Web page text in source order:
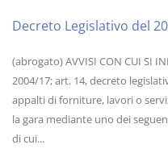
Decreto Legislativo del
(abrogato) AVVISI CON CUI SI
2004/17; art. 14, decreto
appalti di forniture, lavori o
la gara mediante uno dei
di cui...